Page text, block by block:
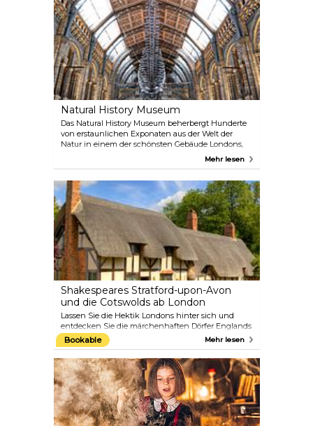
gebratene Ente auf Reis im Café TPT oder schauen
Sie im Gerrard's Corner vorbei, wo Sie eine große
Portion Nostalgie und die bezaubernde Retro-
Atmosphäre genießen können. Hier gibt es immer
etwas Neues zu entdecken!
Natural History Museum
Das Natural History Museum beherbergt Hunderte
von erstaunlichen Exponaten aus der Welt der
Natur in einem der schönsten Gebäude Londons,
dem Wahrzeichen der Stadt. Zu den Highlights
gehören die beliebte Dinosaurier-Galerie, das Modell
für Arten. Im Darwin Centre, dem hochmodernen
Attenborough Studio, finden Veranstaltungen und
Debatten statt, bei denen Sie die Gelegenheit
haben, wichtige Wissenschaftler zu treffen.
Mehr lesen
Shakespeares Stratford-upon-Avon
und die Cotswolds ab London
Lassen Sie die Hektik Londons hinter sich und
entdecken Sie die märchenhaften Dörfer Englands
bei einer Tour durch die charmanten Cotswolds
und die mittelalterliche Stadt Stratford-upon-Avon.
Wandeln Sie auf den Spuren von Englands
berühmtestem Dramatiker, wenn Sie Shakespeares
Geburtshaus und Anne Hathaways Cottage in
Stratford-upon-Avon besuchen. Genießen Sie die
typisch englischen Dörfer und strohgedeckten
Cottages in den Cotswolds bei einem Besuch in
Bibury, Burford und Bourton-on-the-Water.
Bookable Mehr lesen